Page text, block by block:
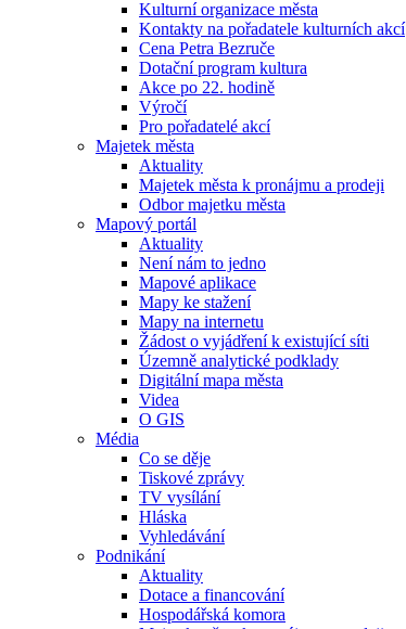
Kulturní organizace města
Kontakty na pořadatele kulturních akcí
Cena Petra Bezruče
Dotační program kultura
Akce po 22. hodině
Výročí
Pro pořadatelé akcí
Majetek města
Aktuality
Majetek města k pronájmu a prodeji
Odbor majetku města
Mapový portál
Aktuality
Není nám to jedno
Mapové aplikace
Mapy ke stažení
Mapy na internetu
Žádost o vyjádření k existující síti
Územně analytické podklady
Digitální mapa města
Videa
O GIS
Média
Co se děje
Tiskové zprávy
TV vysílání
Hláska
Vyhledávání
Podnikání
Aktuality
Dotace a financování
Hospodářská komora